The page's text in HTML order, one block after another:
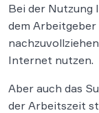
Bei der Nutzung
dem Arbeitgeber
Internet nutzen.
Aber auch das
der Arbeitszeit